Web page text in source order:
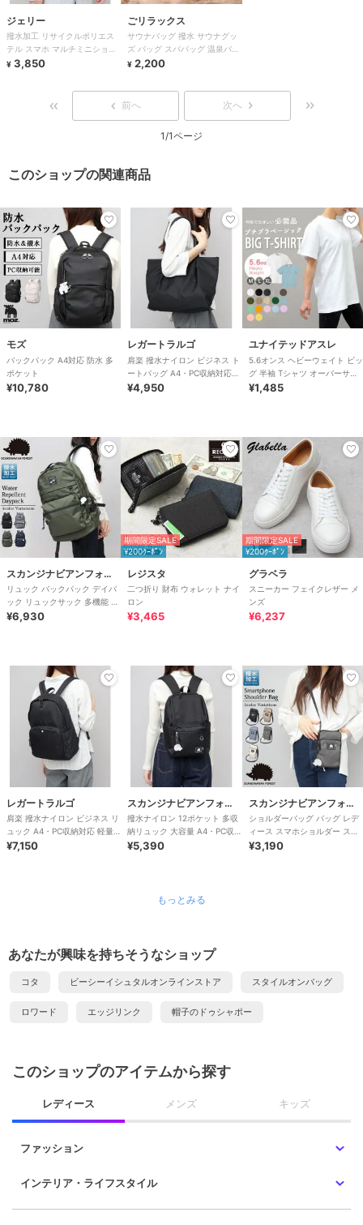
ジェリー
撥水加工 リサイクルポリエス
テル スマホ マルチミニショル
ダーバッグ
¥ 3,850
ごリラックス
サウナバッグ 撥水 サウナグッ
ズ バッグ スパバッグ 温泉バッ
グ サウナ ポーチ コンパクト
¥ 2,200
前へ 次へ
1/1ページ
このショップの関連商品
モズ
バックパック A4対応 防水 多
ポケット
¥10,780
レガートラルゴ
肩楽 撥水ナイロン ビジネス ト
ートバッグ A4・PC収納対応
軽量 肩楽シリーズ
¥4,950
ユナイテッドアスレ
5.6オンス ヘビーウェイト ビッ
グ 半袖 Tシャツ オーバーサイ
ズ レイヤード
¥1,485
スカンジナビアンフォレスト
リュック バックパック デイパ
ック リュックサック 多機能 レ
ディース 通勤 通学 マザーズリ
¥6,930
期間限定SALE
¥200ｸｰﾎﾟﾝ
レジスタ
二つ折り 財布 ウォレット ナイ
ロン
¥3,465
期間限定SALE
¥200ｸｰﾎﾟﾝ
グラベラ
スニーカー フェイクレザー メ
ンズ
¥6,237
レガートラルゴ
肩楽 撥水ナイロン ビジネス リ
ュック A4・PC収納対応 軽量
肩楽シリーズ
¥7,150
スカンジナビアンフォレスト
撥水ナイロン 12ポケット 多収
納リュック 大容量 A4・PC収
納対応モデル ママバッグ
¥5,390
スカンジナビアンフォレスト
ショルダーバッグ バッグ レデ
ィース スマホショルダー スマ
ホポーチ 撥水 軽量 斜め掛け
¥3,190
もっとみる
あなたが興味を持ちそうなショップ
コタ ビーシーイシュタルオンラインストア スタイルオンバッグ
ロワード エッジリンク 帽子のドゥシャポー
このショップのアイテムから探す
レディース メンズ キッズ
ファッション
インテリア・ライフスタイル